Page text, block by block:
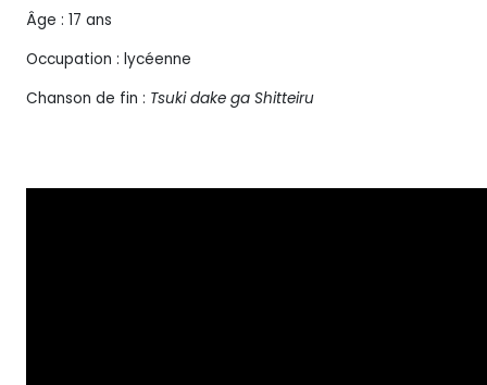
Âge : 17 ans
Occupation : lycéenne
Chanson de fin : Tsuki dake ga Shitteiru